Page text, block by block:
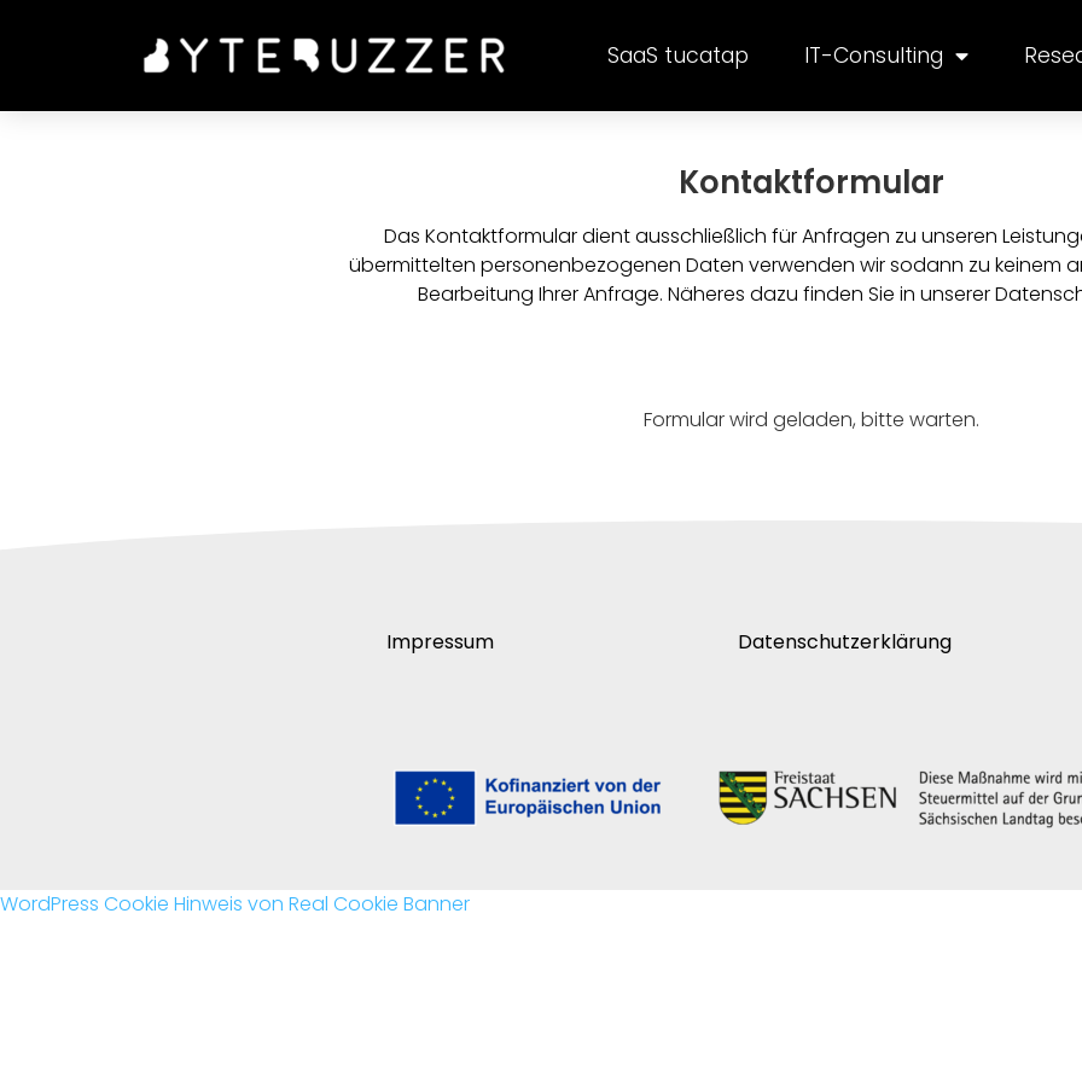
SaaS tucatap IT-Consulting
Kontaktformular
Das Kontaktformular dient ausschließlich für Anfragen zu unseren
übermittelten personenbezogenen Daten verwenden wir sodann zu keinem
Bearbeitung Ihrer Anfrage. Näheres dazu finden Sie in unserer
Formular wird geladen, bitte warten.
Impressum Datenschutzerklärung
WordPress Cookie Hinweis von Real Cookie Banner